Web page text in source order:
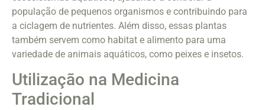
população de pequenos organismos e contribuindo para
a ciclagem de nutrientes. Além disso, essas plantas
também servem como habitat e alimento para uma
variedade de animais aquáticos, como peixes e insetos.
Utilização na Medicina
Tradicional